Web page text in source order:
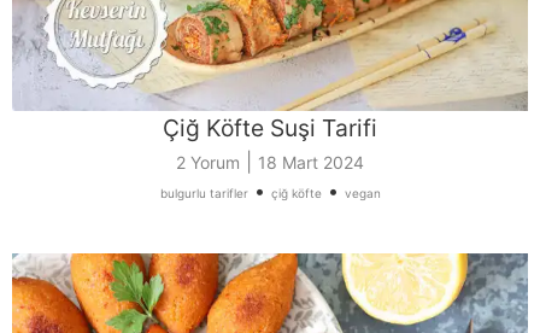
Çiğ Köfte Suşi Tarifi
2 Yorum 18 Mart 2024
bulgurlu tarifler• çiğ köfte• vegan